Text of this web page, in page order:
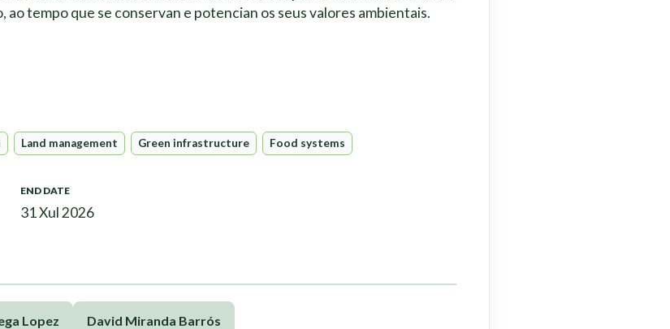
tempo que se conservan e potencian os seus valores ambientais.
Land management Green infrastructure Food systems
END DATE
31 Xul 2026
Lopez David Miranda Barrós